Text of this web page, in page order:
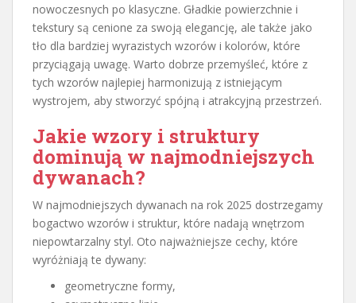
nowoczesnych po klasyczne. Gładkie powierzchnie i
tekstury są cenione za swoją elegancję, ale także jako
tło dla bardziej wyrazistych wzorów i kolorów, które
przyciągają uwagę. Warto dobrze przemyśleć, które z
tych wzorów najlepiej harmonizują z istniejącym
wystrojem, aby stworzyć spójną i atrakcyjną przestrzeń.
Jakie wzory i struktury
dominują w najmodniejszych
dywanach?
W najmodniejszych dywanach na rok 2025 dostrzegamy
bogactwo wzorów i struktur, które nadają wnętrzom
niepowtarzalny styl. Oto najważniejsze cechy, które
wyróżniają te dywany:
geometryczne formy,